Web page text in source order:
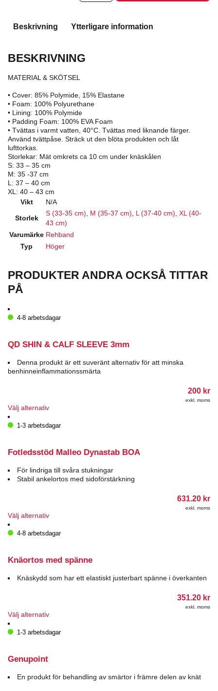
Pad
mängd
Beskrivning Ytterligare information
BESKRIVNING
MATERIAL & SKÖTSEL
• Cover: 85% Polymide, 15% Elastane
• Foam: 100% Polyurethane
• Lining: 100% Polymide
• Padding Foam: 100% EVA Foam
• Tvättas i varmt vatten, 40°C. Tvättas med liknande färger.
Använd tvättpåse. Sträck ut den blöta produkten och låt
lufttorkas.
Storlekar: Mät omkrets ca 10 cm under knäskålen
S: 33 – 35 cm
M: 35 -37 cm
L: 37 – 40 cm
XL: 40 – 43 cm
Vikt
N/A
Storlek
S (33-35 cm) M (35-37 cm) L (37-40 cm) XL (40-
43 cm)
Varumärke Rehband
Typ
Höger
PRODUKTER ANDRA OCKSÅ TITTAR
PÅ
4-8 arbetsdagar
QD SHIN & CALF SLEEVE 3mm
Denna produkt är ett suveränt alternativ för att minska
benhinneinflammationssmärta
200 kr
exkl. moms
Välj alternativDen
produkten
varianter.
olika
alternativen
1-3 arbetsdagar
Fotledsstöd Malleo Dynastab BOA
För lindriga till svåra stukningar
Stabil ankelortos med sidoförstärkning
631.20 kr
exkl. moms
Välj alternativDen
produkten
varianter.
olika
4-8 arbetsdagar
Knäortos med spänne
Knäskydd som har ett elastiskt justerbart spänne i överkanten
351.20 kr
exkl. moms
Välj alternativDen
produkten
olika
1-3 arbetsdagar
Genupoint
En produkt för behandling av smärtor i främre delen av knät